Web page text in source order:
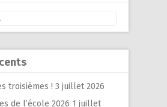
troisièmes ! 3 juillet 2026
de l’école 2026 1 juillet